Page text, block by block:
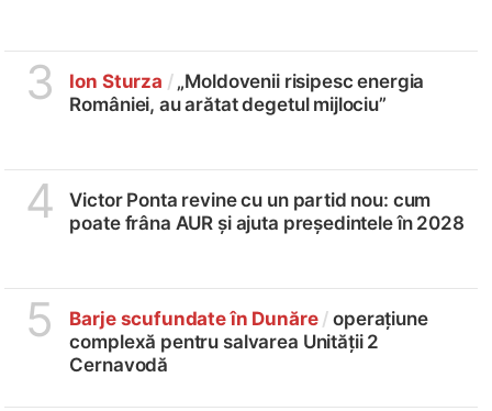
3 Ion Sturza /„Moldovenii risipesc energia
României, au arătat degetul mijlociu”
4
Victor Ponta revine cu un partid nou: cum
poate frâna AUR și ajuta președintele în 2028
5 Barje scufundate în Dunăre / operațiune
complexă pentru salvarea Unității 2
Cernavodă